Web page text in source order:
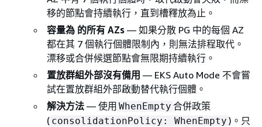
移的節點會持續執行，直到槽釋放為止。
容量為 的所有 AZs — 如果分散 PG 中的每個 AZ
都在其 7 個執行個體限制內，則無法排程取代。
漂移或合併候選節點會無限期持續執行。
置放群組外部沒有備用 — EKS Auto Mode 不會嘗
試在置放群組外部啟動替代執行個體。
解決方法 — 使用 WhenEmpty 合併政策
( consolidationPolicy: WhenEmpty )。只